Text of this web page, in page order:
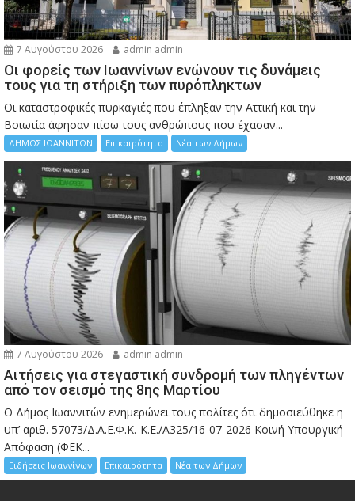
7 Αυγούστου 2026 admin admin
Οι φορείς των Ιωαννίνων ενώνουν τις δυνάμεις
τους για τη στήριξη των πυρόπληκτων
Οι καταστροφικές πυρκαγιές που έπληξαν την Αττική και την
Bοιωτία άφησαν πίσω τους ανθρώπους που έχασαν...
ΔΗΜΟΣ ΙΩΑΝΝΙΤΩΝ Επικαιρότητα Νέα των Δήμων
7 Αυγούστου 2026 admin admin
Αιτήσεις για στεγαστική συνδρομή των πληγέντων
από τον σεισμό της 8ης Μαρτίου
Ο Δήμος Ιωαννιτών ενημερώνει τους πολίτες ότι δημοσιεύθηκε η
υπ’ αριθ. 57073/Δ.Α.Ε.Φ.Κ.-Κ.Ε./Α325/16-07-2026 Κοινή Υπουργική
Απόφαση (ΦΕΚ...
Ειδήσεις Ιωαννίνων Επικαιρότητα Νέα των Δήμων